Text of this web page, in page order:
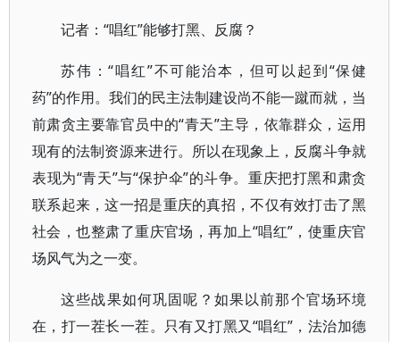
记者：“唱红”能够打黑、反腐？
苏伟：“唱红”不可能治本，但可以起到“保健
药”的作用。我们的民主法制建设尚不能一蹴而就，当
前肃贪主要靠官员中的“青天”主导，依靠群众，运用
现有的法制资源来进行。所以在现象上，反腐斗争就
表现为“青天”与“保护伞”的斗争。重庆把打黑和肃贪
联系起来，这一招是重庆的真招，不仅有效打击了黑
社会，也整肃了重庆官场，再加上“唱红”，使重庆官
场风气为之一变。
这些战果如何巩固呢？如果以前那个官场环境
在，打一茬长一茬。只有又打黑又“唱红”，法治加德